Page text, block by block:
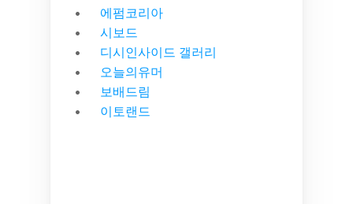
에펌코리아
시보드
디시인사이드 갤러리
오늘의유머
보배드림
이토랜드